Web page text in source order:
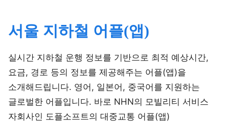
서울 지하철 어플(앱)
실시간 지하철 운행 정보를 기반으로 최적 예상시간,
요금, 경로 등의 정보를 제공해주는 어플(앱)을
소개해드립니다. 영어, 일본어, 중국어를 지원하는
글로벌한 어플입니다. 바로 NHN의 모빌리티 서비스
자회사인 도플소프트의 대중교통 어플(앱)